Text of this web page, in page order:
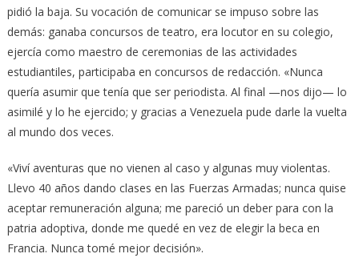
pidió la baja. Su vocación de comunicar se impuso sobre las
demás: ganaba concursos de teatro, era locutor en su colegio,
ejercía como maestro de ceremonias de las actividades
estudiantiles, participaba en concursos de redacción. «Nunca
quería asumir que tenía que ser periodista. Al final —nos dijo— lo
asimilé y lo he ejercido; y gracias a Venezuela pude darle la vuelta
al mundo dos veces.
«Viví aventuras que no vienen al caso y algunas muy violentas.
Llevo 40 años dando clases en las Fuerzas Armadas; nunca quise
aceptar remuneración alguna; me pareció un deber para con la
patria adoptiva, donde me quedé en vez de elegir la beca en
Francia. Nunca tomé mejor decisión».